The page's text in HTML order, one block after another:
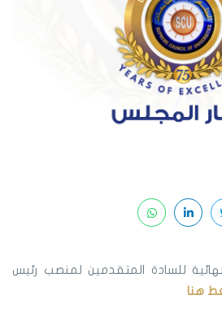
للسادة المتقدمين لمنصب رئيس
هنا